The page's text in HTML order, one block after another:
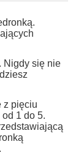
Nigdy się nie
z pięciu
1 do 5.